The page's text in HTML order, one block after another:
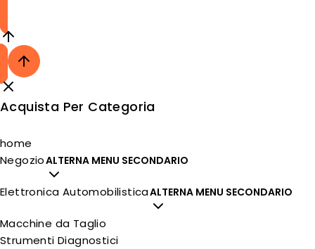
Acquista Per Categoria
home
NegozioALTERNA MENU SECONDARIO
Elettronica AutomobilisticaALTERNA MENU SECONDARIO
Macchine da Taglio
Strumenti Diagnostici